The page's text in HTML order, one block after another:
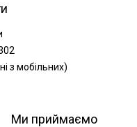
з мобільних)
Ми приймаємо